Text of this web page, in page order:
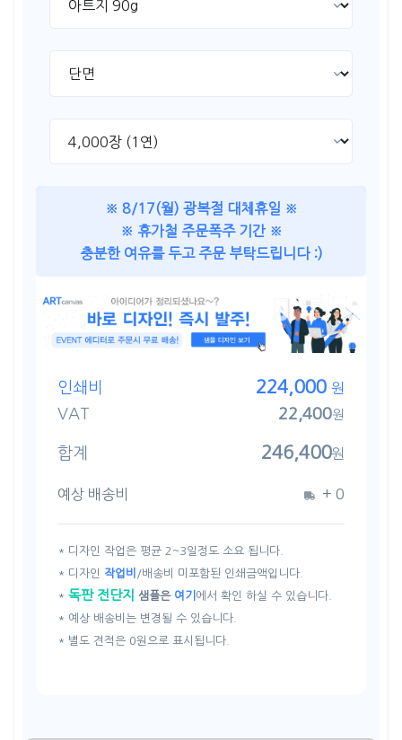
※ 8/17(월) 광복절 대체휴일 ※
※ 휴가철 주문폭주 기간 ※
충분한 여유를 두고 주문 부탁드립니다 :)
인쇄비 224,000 원
VAT 22,400원
합계 246,400원
예상 배송비 + 0
* 디자인 작업은 평균 2~3일정도 소요 됩니다.
* 디자인 작업비 /배송비 미포함된 인쇄금액입니다.
* 독판 전단지 샘플은 여기 에서 확인 하실 수 있습니다.
* 예상 배송비는 변경될 수 있습니다.
* 별도 견적은 0원으로 표시됩니다.